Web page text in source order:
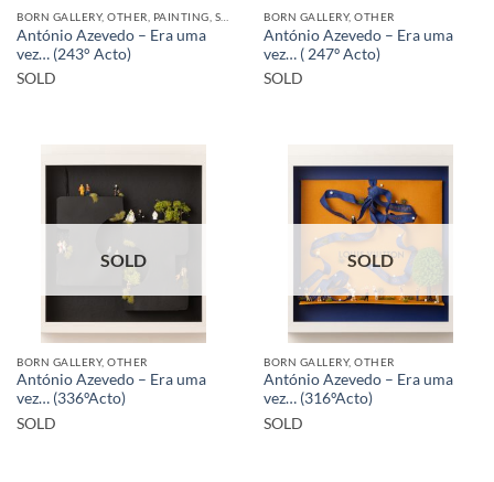
António Azevedo – Era uma
vez… (243° Acto)
SOLD
BORN GALLERY, OTHER
António Azevedo – Era uma
vez… ( 247º Acto)
SOLD
SOLD
BORN GALLERY, OTHER
António Azevedo – Era uma
vez… (336ºActo)
SOLD
SOLD
BORN GALLERY, OTHER
António Azevedo – Era uma
vez… (316ºActo)
SOLD